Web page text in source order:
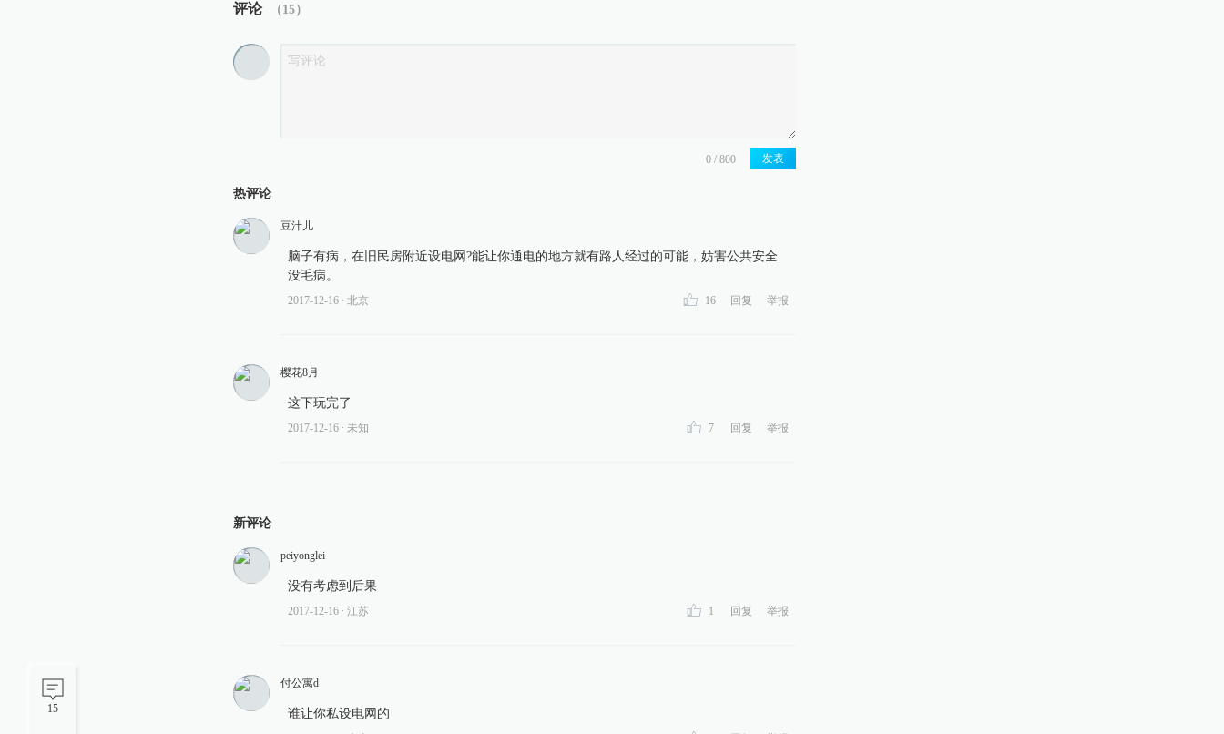
15
评论 （15）
发表
热评论
豆汁儿
脑子有病，在旧民房附近设电网?能让你通电的地方就有路人经过的可能，妨害公共安全
没毛病。
2017-12-16 ∙ 北京 16 回复 举报
樱花8月
这下玩完了
2017-12-16 ∙ 未知 7 回复 举报
新评论
peiyonglei
没有考虑到后果
2017-12-16 ∙ 江苏 1 回复 举报
付公寓d
谁让你私设电网的